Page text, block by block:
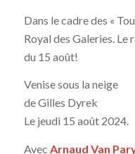
Dans le cadre des «
Royal des Galeries. Le
du 15 août!
Venise sous la neige
de Gilles Dyrek
Le jeudi 15 août 2024.
Avec Arnaud Van